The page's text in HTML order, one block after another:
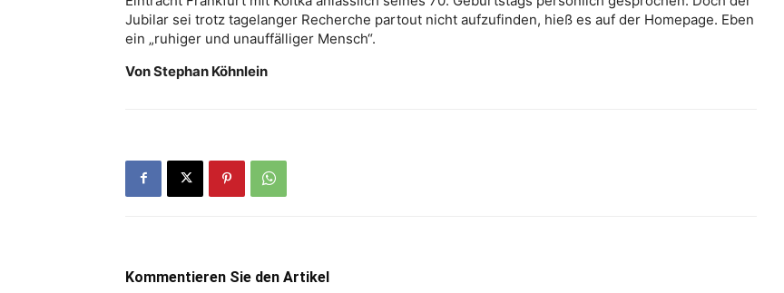
Jubilar sei trotz tagelanger Recherche partout nicht aufzufinden, hieß es auf der Homepage. Eben
ein „ruhiger und unauffälliger Mensch“.
Von Stephan Köhnlein
Kommentieren Sie den Artikel